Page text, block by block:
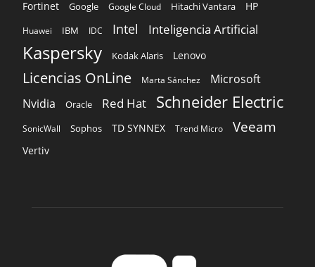
Fortinet Google Google Cloud Hitachi Vantara HP
Huawei IBM IDC Intel Inteligencia Artificial
Kaspersky Kodak Alaris Lenovo
Licencias OnLine Marta Sánchez
Microsoft
Nvidia
Oracle Red Hat Schneider Electric
SonicWall Sophos TD SYNNEX Trend Micro Veeam
Vertiv